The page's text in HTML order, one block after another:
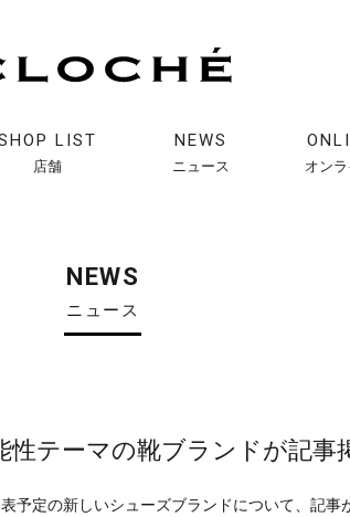
LIST
店舗
NEWS
ニュース オン
NEWS
ニュース
性テーマの靴ブランドが記事
予定の新しいシューズブランドについて、記事